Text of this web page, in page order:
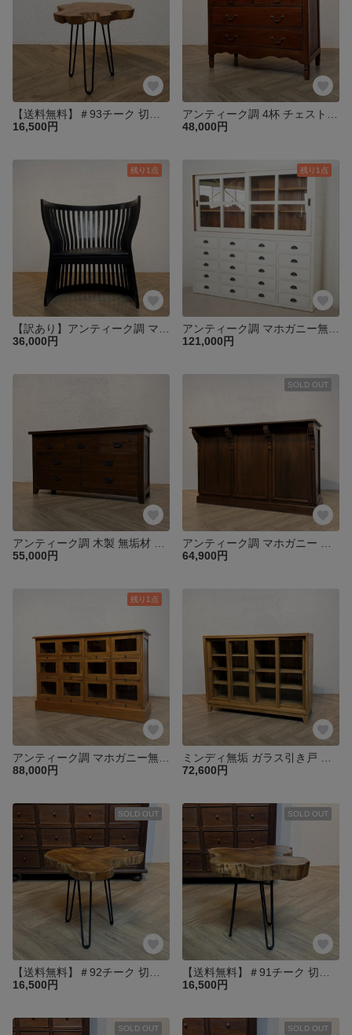
16,500円
48,000円
残り1点
36,000円
残り1点
121,000円
55,000円
SOLD OUT
64,900円
残り1点
88,000円
72,600円
SOLD OUT
16,500円
SOLD OUT
16,500円
SOLD OUT SOLD OUT